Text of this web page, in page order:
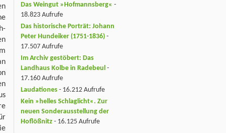
Das Weingut »Hofmannsberg« -
18.823 Aufrufe
Das historische Porträt: Johann
Peter Hundeiker (1751-1836) -
17.507 Aufrufe
Im Archiv gestöbert: Das
Landhaus Kolbe in Radebeul -
17.160 Aufrufe
Laudationes - 16.212 Aufrufe
Kein »helles Schlaglicht«. Zur
neuen Sonderausstellung der
Hoflößnitz - 16.125 Aufrufe